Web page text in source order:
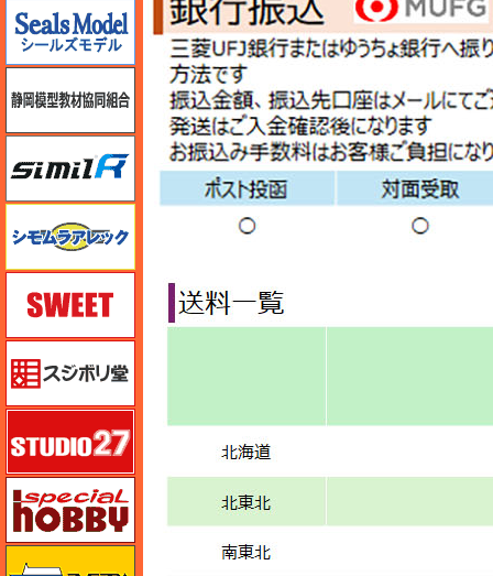
シールズモデル
静岡模型協同組合
シミラー（similR）
スイート（SWEET）
ズベズダ（Zvezda）